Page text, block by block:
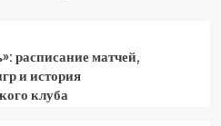
расписание матчей,
и история
клуба